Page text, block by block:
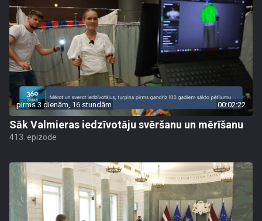
pirms 3 dienām, 16 stundām 00:02:22
Sāk Valmieras iedzīvotāju svēršanu un mērīšanu
413. epizode